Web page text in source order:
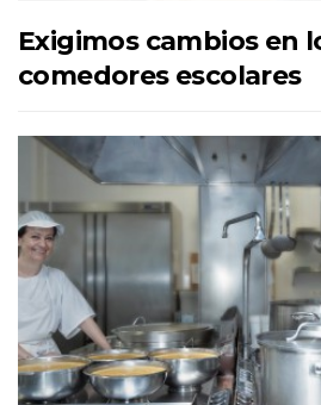
Exigimos cambios en
comedores escolares